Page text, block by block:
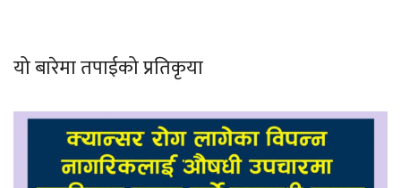
यो बारेमा तपाईको प्रतिकृया